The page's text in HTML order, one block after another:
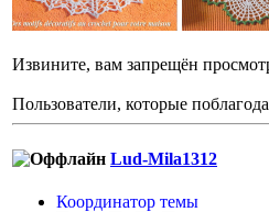
Извините, вам запрещён
Пользователи, которые
Lud-Mila1312
Координатор темы